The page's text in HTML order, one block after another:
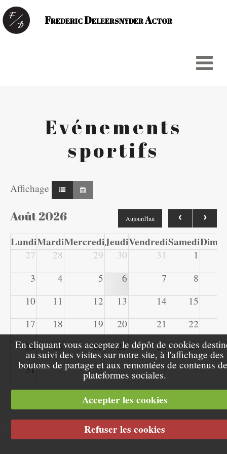
Frederic Deleersnyder Actor
COMMERCIALS
SPORTS & BTS
LINKS/CONTACT
Evénements
sportifs
Affichage
Août 2026 Aujourd'hui ‹ ›
LundiMardiMercrediJeudiVendrediSamedi
27 28 29 30 31
1
3
4 5 6 7
8
10
11 12 13 14
15
17
18 19 20 21
22
24
25 26 27 28
29
31
1 2 3 4 5
En cliquant vous acceptez le dépôt de cookies
au suivi des visites sur notre site, à l'affichage des
boutons de partage et aux remontées de contenus
plateformes sociales.
Accepter les cookies
Refuser les cookies